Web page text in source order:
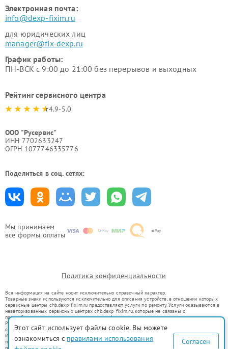
Мы принимаем
все формы оплаты
Электронная почта:
info@dexp-fixim.ru
для юридических лиц
manager@fix-dexp.ru
График работы:
ПН-ВСК с 9:00 до 21:00 без перерывов и выходных
Рейтинг сервисного центра
4.9-5.0
ООО "Русервис"
ИНН 7702633247
ОГРН 1077746335776
Поделиться в соц. сетях:
Политика конфиденциальности
Вся информация на сайте носит исключительно справочный характер.
Товарные знаки используются исключительно для описания устройств, в отношении которых
сервисные центры chb.dexp-fixim.ru предоставляют услуги по ремонту. Услуги оказываются в
неавторизованных сервисных центрах chb.dexp-fixim.ru, которые не связаны с
правообладателями товарных знаков или их официальными представителями.
Ремонт осуществляется для устройств, уже введенных в гражданский оборот в соответствии
со статьей 1487 ГК РФ.
Использование товарных знаков не преследует цели индивидуализации услуг или введения
потребителей в заблуждение, а служит для информирования о предоставляемых услугах по
Этот сайт использует файлы cookie. Вы можете
ознакомиться с правилами использования
Согласен